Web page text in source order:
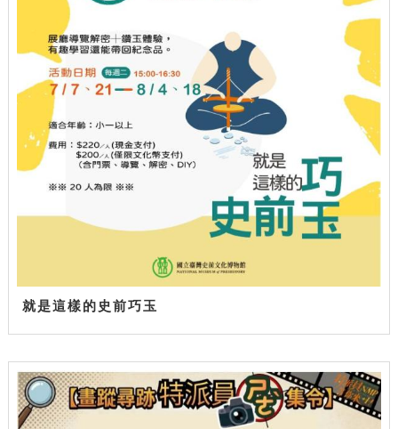
就是這樣的史前巧玉